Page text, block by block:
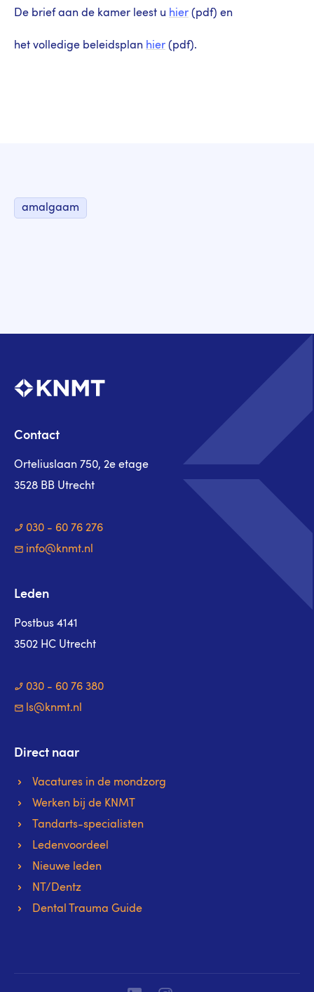
De brief aan de kamer leest u hier (pdf) en
het volledige beleidsplan hier (pdf).
amalgaam
Contact
Orteliuslaan 750, 2e etage
3528 BB Utrecht
030 - 60 76 276
info@knmt.nl
Leden
Postbus 4141
3502 HC Utrecht
030 - 60 76 380
ls@knmt.nl
Direct naar
Vacatures in de mondzorg
Werken bij de KNMT
Tandarts-specialisten
Ledenvoordeel
Nieuwe leden
NT/Dentz
Dental Trauma Guide